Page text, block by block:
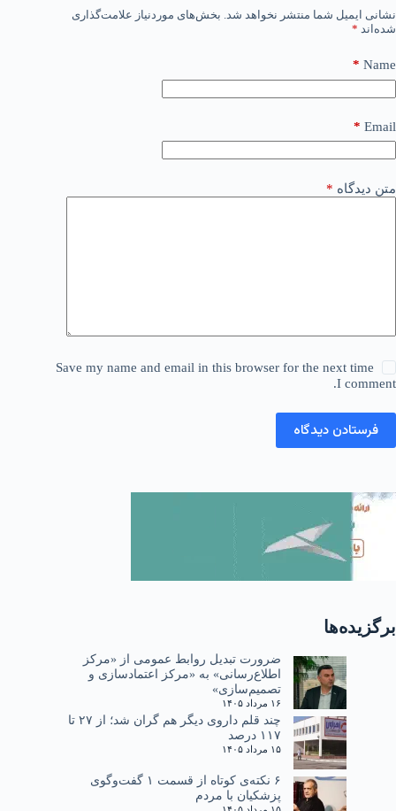
نشانی ایمیل شما منتشر نخواهد شد. بخش‌های موردنیاز علامت‌گذاری
شده‌اند *
Name
*
Email
*
متن دیدگاه *
Save my name and email in this browser for the next time
I comment.
فرستادن دیدگاه
برگزیده‌ها
ضرورت تبدیل روابط عمومی از «مرکز
اطلاع‌رسانی» به «مرکز اعتمادسازی و
تصمیم‌سازی»
۱۶ مرداد ۱۴۰۵
چند قلم داروی دیگر هم گران شد؛ از ۲۷ تا
۱۱۷ درصد
۱۵ مرداد ۱۴۰۵
۶ نکته‌ی کوتاه از قسمت ۱ گفت‌وگوی
پزشکیان با مردم